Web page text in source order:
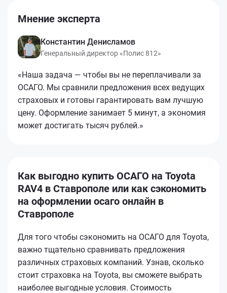
Мнение эксперта
Константин Денисламов
Генеральный директор «Полис 812»
«Наша задача — чтобы вы не переплачивали за
ОСАГО. Мы сравнили предложения всех ведущих
страховых и готовы гарантировать вам лучшую
цену. Оформление занимает 5 минут, а экономия
может достигать тысяч рублей.»
Как выгодно купить ОСАГО на Toyota
RAV4 в Ставрополе или как сэкономить
на оформлении осаго онлайн в
Ставрополе
Для того чтобы сэкономить на ОСАГО для Toyota,
важно тщательно сравнивать предложения
различных страховых компаний. Узнав, сколько
стоит страховка на Toyota, вы сможете выбрать
наиболее выгодные условия. Стоимость